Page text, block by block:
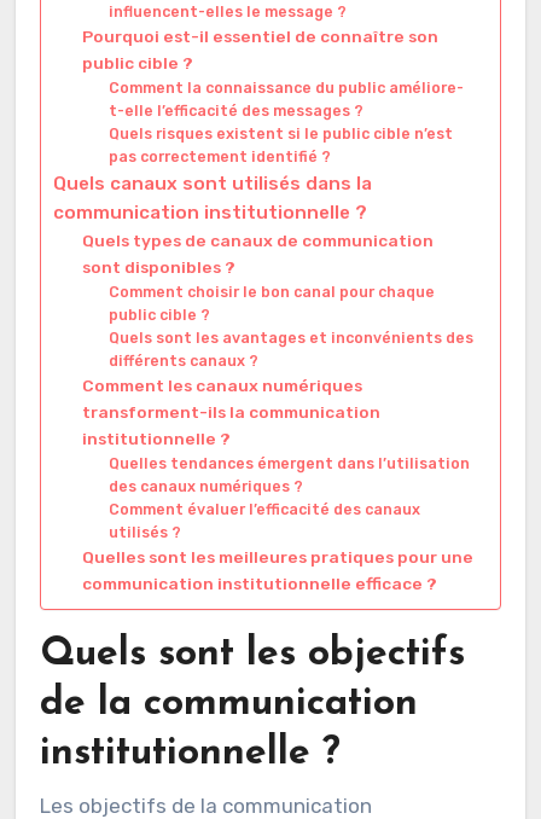
influencent-elles le message ?
Pourquoi est-il essentiel de connaître son
public cible ?
Comment la connaissance du public améliore-
t-elle l’efficacité des messages ?
Quels risques existent si le public cible n’est
pas correctement identifié ?
Quels canaux sont utilisés dans la
communication institutionnelle ?
Quels types de canaux de communication
sont disponibles ?
Comment choisir le bon canal pour chaque
public cible ?
Quels sont les avantages et inconvénients des
différents canaux ?
Comment les canaux numériques
transforment-ils la communication
institutionnelle ?
Quelles tendances émergent dans l’utilisation
des canaux numériques ?
Comment évaluer l’efficacité des canaux
utilisés ?
Quelles sont les meilleures pratiques pour une
communication institutionnelle efficace ?
Quels sont les objectifs
de la communication
institutionnelle ?
Les objectifs de la communication